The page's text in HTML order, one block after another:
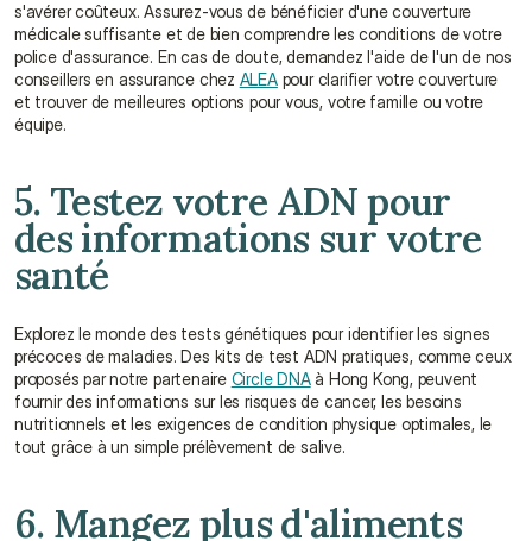
s'avérer coûteux. Assurez-vous de bénéficier d'une couverture
médicale suffisante et de bien comprendre les conditions de votre
police d'assurance. En cas de doute, demandez l'aide de l'un de nos
conseillers en assurance chez ALEA pour clarifier votre couverture
et trouver de meilleures options pour vous, votre famille ou votre
équipe.
5. Testez votre ADN pour
des informations sur votre
santé
Explorez le monde des tests génétiques pour identifier les signes
précoces de maladies. Des kits de test ADN pratiques, comme ceux
proposés par notre partenaire Circle DNA à Hong Kong, peuvent
fournir des informations sur les risques de cancer, les besoins
nutritionnels et les exigences de condition physique optimales, le
tout grâce à un simple prélèvement de salive.
6. Mangez plus d'aliments